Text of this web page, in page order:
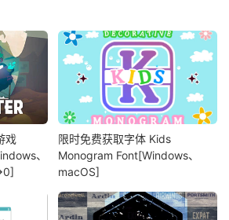
戏
、
限时免费获取字体 Kids
Monogram Font[Windows、
macOS]